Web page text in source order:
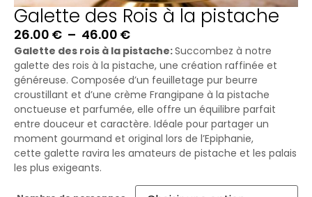
Galette des Rois à la pistache
26.00 € – 46.00 €
Galette des rois à la pistache:Succombez à notre
galette des rois à la pistache, une création raffinée et
généreuse. Composée d’un feuilletage pur beurre
croustillant et d’une crème Frangipane à la pistache
onctueuse et parfumée, elle offre un équilibre parfait
entre douceur et caractère. Idéale pour partager un
moment gourmand et original lors de l’Epiphanie,
cette galette ravira les amateurs de pistache et les palais
les plus exigeants.